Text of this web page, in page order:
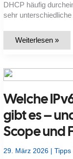
DHCP häufig
sehr
DNS
liegen
Weiterlesen »
Welche
gibt es –
Scope und
29. März 2026 |Tipps